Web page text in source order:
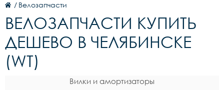
/ Велозапчасти
ВЕЛОЗАПЧАСТИ КУПИТЬ
ДЕШЕВО В ЧЕЛЯБИНСКЕ
(WT)
Вилки и амортизаторы